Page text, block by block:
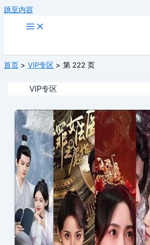
跳至内容
首页 VIP专区 第 222 页
VIP专区